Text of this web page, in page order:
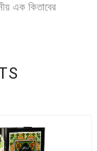
এক কিতাবের